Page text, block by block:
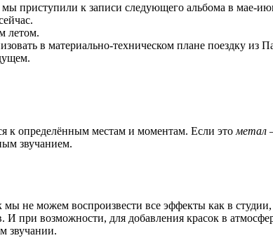
приступили к записи следующего альбома в мае-
летом.
в материально-техническом плане поездку из
к определённым местам и моментам. Если это метал
звучанием.
не можем воспроизвести все эффекты как в студии,
при возможности, для добавления красок в
звучании.